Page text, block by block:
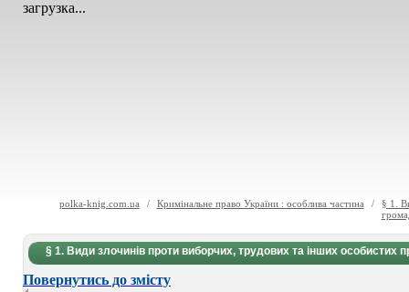
загрузка...
polka-knig.com.ua / Кримінальне право України : особлива частина /
§ 1.
§ 1. Види злочинів проти виборчих, трудових та інших особистих
Повернутись до змісту